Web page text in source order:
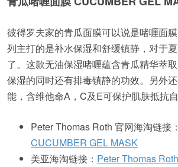
彼得罗夫家的青瓜面膜可以说是啫喱面
列主打的是补水保湿和舒缓镇静，对于
了。这款无油保湿啫喱蕴含青瓜精华萃
保湿的同时还有排毒镇静的功效。另外
能，含维他命A，C及E可保护肌肤抵抗自
Peter Thomas Roth 官网海淘链接：
CUCUMBER GEL MASK
美亚海淘链接： Peter Thomas